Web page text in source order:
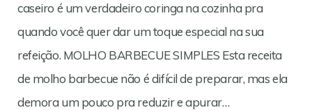
caseiro é um verdadeiro coringa na cozinha pra
quando você quer dar um toque especial na sua
refeição. MOLHO BARBECUE SIMPLES Esta receita
de molho barbecue não é difícil de preparar, mas ela
demora um pouco pra reduzir e apurar…